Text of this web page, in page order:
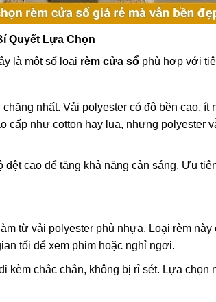
Quyết Lựa Chọn
là một số loại rèm cửa sổ phù hợp với
nhất. Vải polyester có độ bền cao, ít
cấp như cotton hay lụa, nhưng polyester
dệt cao để tăng khả năng cản sáng. Ưu
từ vải polyester phủ nhựa. Loại rèm
tối để xem phim hoặc nghỉ ngơi.
kèm chắc chắn, không bị rỉ sét. Lựa